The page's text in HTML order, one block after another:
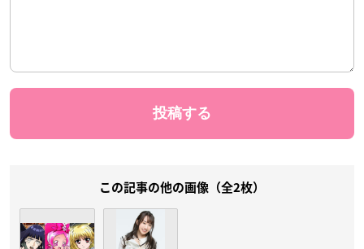
この記事の他の画像（全2枚）